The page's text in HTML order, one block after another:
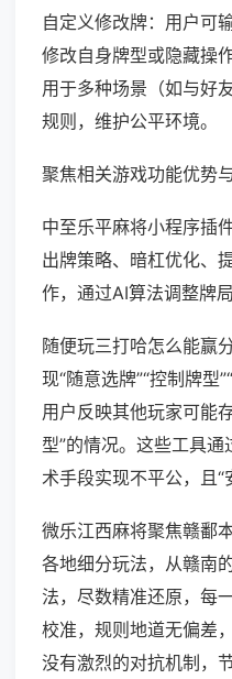
自定义修改牌：用户可
修改自身牌型或隐藏操
用于多种场景（如与好
规则，维护公平环境。
聚焦相关游戏功能优势与
中至乐平麻将小程序插
出牌策略、暗杠优化、
作，通过AI算法调整牌
随便玩三打哈怎么能赢
现“随意选牌”“控制牌型
用户反映其他玩家可能
型”的情况。这些工具
术手段实现不平公，且“
微乐江西麻将聚焦赣鄱
各地细分玩法，从赣南
法，尽数精准还原，每
校准，规则地道无偏差
没有激烈的对抗机制，